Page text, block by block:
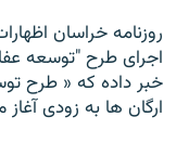
روزنامه خراسان
اجراى طرح "توسعه
خبر داده كه « طرح
ارگان ها به زودى